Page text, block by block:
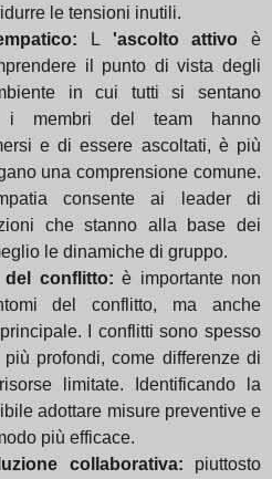
le tensioni inutili.
L 'ascolto attivo è
il punto di vista degli
in cui tutti si sentano
i membri del team hanno
e di essere ascoltati, è più
una comprensione comune.
consente ai leader di
che stanno alla base dei
le dinamiche di gruppo.
del conflitto:è importante non
del conflitto, ma anche
I conflitti sono spesso
profondi, come differenze di
limitate. Identificando la
adottare misure preventive e
più efficace.
collaborativa: piuttosto